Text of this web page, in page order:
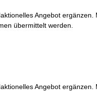
Angebot
übermittelt werden.
Angebot